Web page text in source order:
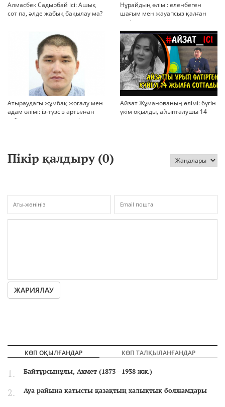
Алмасбек Садырбай ісі: Ашық
сот па, әлде жабық бақылау ма?
Нұрайдың өлімі: еленбеген
шағым мен жауапсыз қалған
қауіп
Атыраудағы жұмбақ жоғалу мен
адам өлімі: із-түзсіз артылған
отбасы, полиция тергеуі және
Айзат Жұманованың өлімі: бүгін
үкім оқылды, айыпталушы 14
Пікір қалдыру (0)
ЖАРИЯЛАУ
КӨП ОҚЫЛҒАНДАР КӨП ТАЛҚЫЛАНҒАНДАР
Байтұрсынұлы, Ахмет (1873—1938 жж.)
Ауа райына қатысты қазақтың халықтық болжамдары